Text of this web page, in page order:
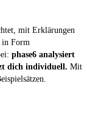
mit Erklärungen
in Form
phase6 analysiert
dich individuell. Mit